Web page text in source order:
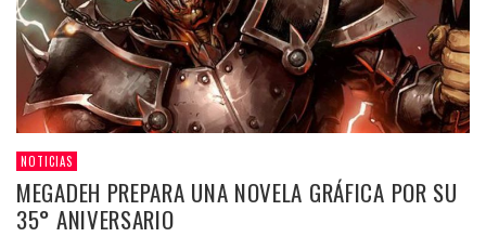
NOTICIAS
MEGADEH PREPARA UNA NOVELA GRÁFICA POR SU
35° ANIVERSARIO